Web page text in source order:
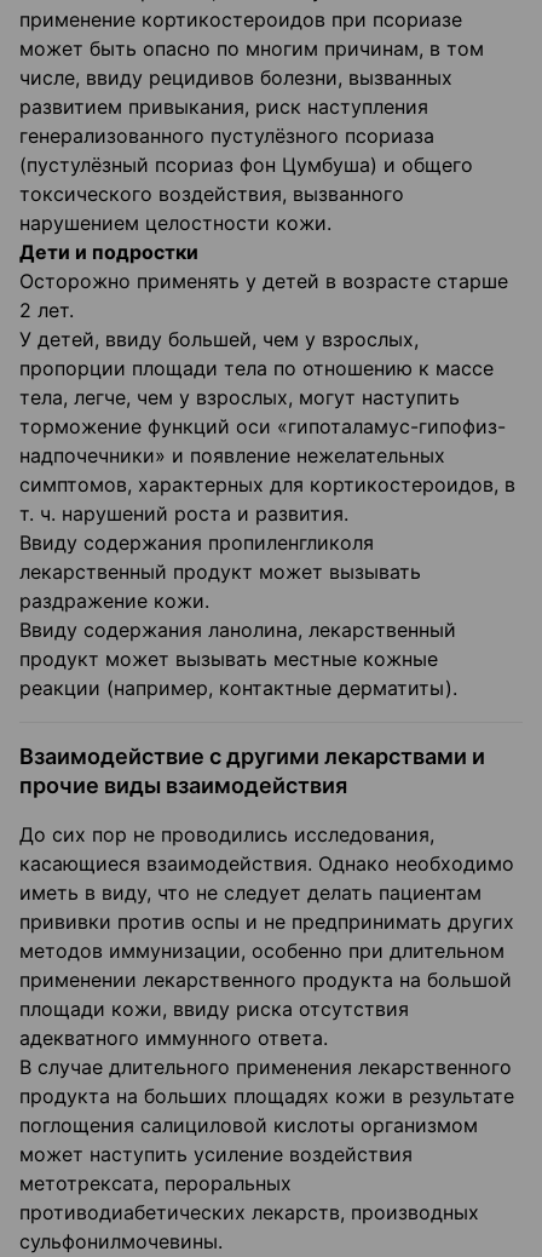
применение кортикостероидов при псориазе
может быть опасно по многим причинам, в том
числе, ввиду рецидивов болезни, вызванных
развитием привыкания, риск наступления
генерализованного пустулёзного псориаза
(пустулёзный псориаз фон Цумбуша) и общего
токсического воздействия, вызванного
нарушением целостности кожи.
Дети и подростки
Осторожно применять у детей в возрасте старше
2 лет.
У детей, ввиду большей, чем у взрослых,
пропорции площади тела по отношению к массе
тела, легче, чем у взрослых, могут наступить
торможение функций оси «гипоталамус-гипофиз-
надпочечники» и появление нежелательных
симптомов, характерных для кортикостероидов, в
т. ч. нарушений роста и развития.
Ввиду содержания пропиленгликоля
лекарственный продукт может вызывать
раздражение кожи.
Ввиду содержания ланолина, лекарственный
продукт может вызывать местные кожные
реакции (например, контактные дерматиты).
Взаимодействие с другими лекарствами и
прочие виды взаимодействия
До сих пор не проводились исследования,
касающиеся взаимодействия. Однако необходимо
иметь в виду, что не следует делать пациентам
прививки против оспы и не предпринимать других
методов иммунизации, особенно при длительном
применении лекарственного продукта на большой
площади кожи, ввиду риска отсутствия
адекватного иммунного ответа.
В случае длительного применения лекарственного
продукта на больших площадях кожи в результате
поглощения салициловой кислоты организмом
может наступить усиление воздействия
метотрексата, пероральных
противодиабетических лекарств, производных
сульфонилмочевины.